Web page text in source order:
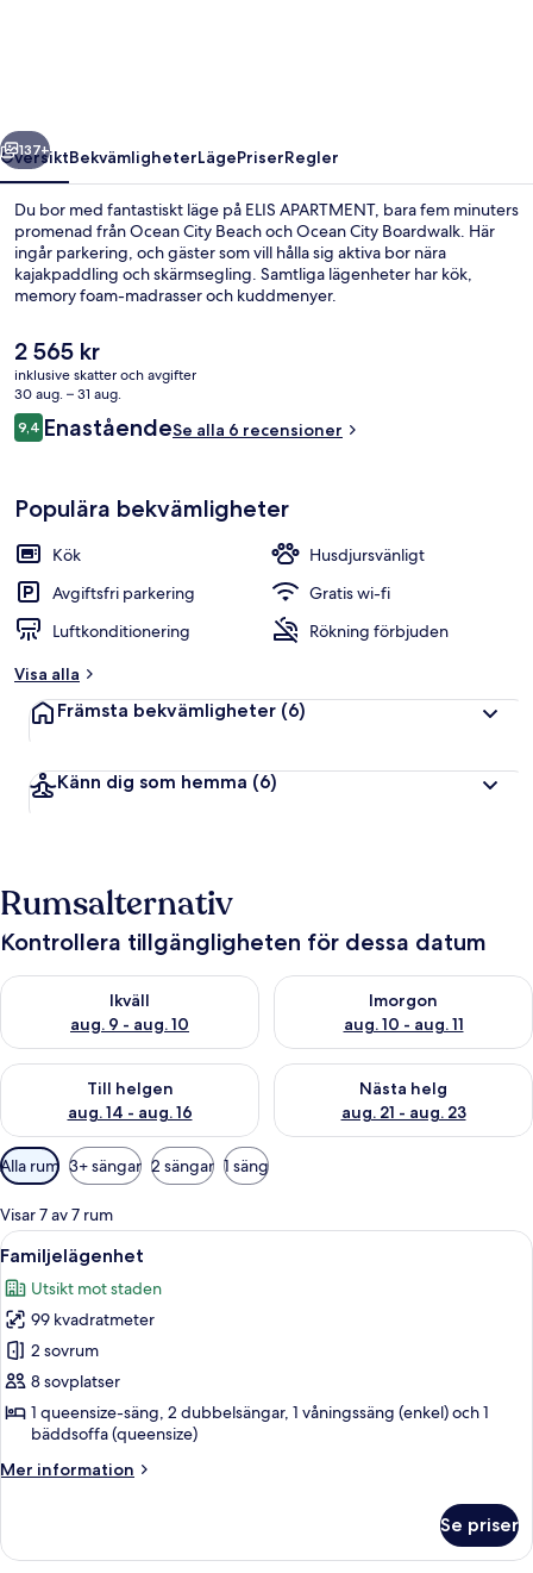
Nästa
137+
ÖversiktBekvämligheterLägePriserRegler
Du bor med fantastiskt läge på ELIS APARTMENT, bara fem minuters
promenad från Ocean City Beach och Ocean City Boardwalk. Här
ingår parkering, och gäster som vill hålla sig aktiva bor nära
kajakpaddling och skärmsegling. Samtliga lägenheter har kök,
memory foam-madrasser och kuddmenyer.
Det
nuvarande
priset
är
2 565 kr
2 565 kr
inklusive skatter och avgifter
30 aug. – 31 aug.
Recensioner
9,49,4 av 10,
EnaståendeSe alla 6 recensioner
Populära bekvämligheter
Kök
Husdjursvänligt
Avgiftsfri parkering
Gratis wi-fi
Luftkonditionering
Rökning förbjuden
Visa alla
Främsta bekvämligheter (6)
Känn dig som hemma (6)
Rumsalternativ
Kontrollera tillgängligheten för dessa datum
Ikväll
aug. 9 - aug. 10
Kontrollera tillgängligheten för ikväll aug. 9 - aug. 10
Imorgon
aug. 10 - aug. 11
Kontrollera tillgängligheten
Till helgen
aug. 14 - aug. 16
Kontrollera tillgängligheten för den här helgen aug. 14 - aug.
Nästa helg
aug. 21 - aug. 23
Kontrollera tillgängligheten
Tillgängliga
filter
för
rum
Alla rum 3+ sängar 2 sängar 1 säng
Visar 7 av 7 rum
Öppna
alla
foton
för
Familjelägenhet
Ett rum med en våningssäng, en
25
Familjelägenhet
Utsikt mot staden
99 kvadratmeter
2 sovrum
8 sovplatser
1 queensize-säng, 2 dubbelsängar, 1 våningssäng (enkel) och 1
bäddsoffa (queensize)
Mer information
Mer
Se priser